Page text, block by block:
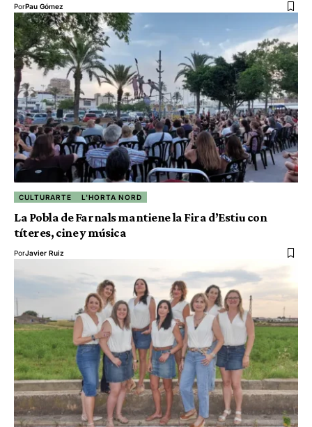
PorPau Gómez
CULTURARTE L'HORTA NORD
La Pobla de Farnals mantiene la Fira d’Estiu con
títeres, cine y música
PorJavier Ruiz